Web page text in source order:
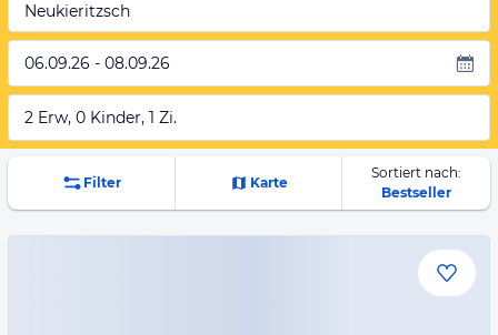
Neukieritzsch
06.09.26 - 08.09.26
2 Erw, 0 Kinder, 1 Zi.
Filter Karte
Sortiert nach:
Bestseller